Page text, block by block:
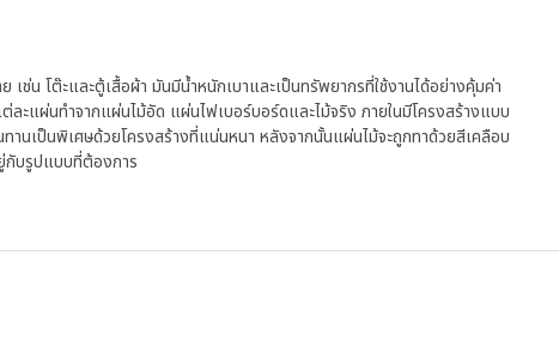
เช่น โต๊ะและตู้เสื้อผ้า มันมีน้ำหนักเบาและเป็นทรัพยากรที่ใช้งานได้อย่างคุ้มค่า
ะแผ่นทำจากแผ่นไม้อัด แผ่นไฟเบอร์บอร์ดและไม้จริง ภายในมีโครงสร้างแบบ
ทานเป็นพิเศษด้วยโครงสร้างที่แน่นหนา หลังจากนั้นแผ่นไม้จะถูกทาด้วยสีเคลือบ
กับรูปแบบที่ต้องการ